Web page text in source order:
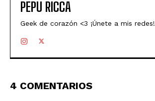
PEPU RICCA
Geek de corazón <3 ¡Únete a mis redes!
4 COMENTARIOS